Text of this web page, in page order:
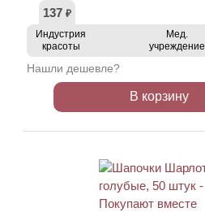
137 ₽
Индустрия
красоты
Мед.
учреждение
Нашли дешевле?
В корзину